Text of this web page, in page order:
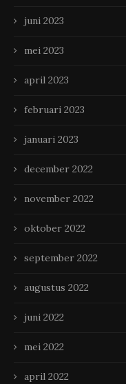
juni 2023
mei 2023
april 2023
februari 2023
januari 2023
december 2022
november 2022
oktober 2022
september 2022
augustus 2022
juni 2022
mei 2022
april 2022